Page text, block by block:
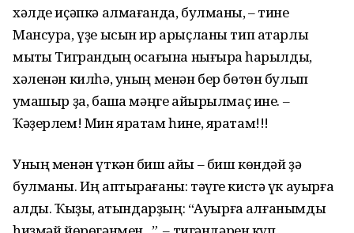
хәлде иҫәпкә алмағанда, булманы, – тине
Мансура, үҙе ысын ир арыҫланы тип атарлыҡ
мыҡты Тиграндың ҡосағына нығыраҡ һарылды,
хәленән килһә, уның менән бер бөтөн булып
уҡмашыр ҙа, башҡа мәңге айырылмаҫ ине. –
Ҡәҙерлем! Мин яратам һине, яратам!!!
Уның менән үткән биш айы – биш көндәй ҙә
булманы. Иң аптырағаны: тәүге кистә үк ауырға
ҡалды. Ҡыҙыҡ, ҡатындарҙың: “Ауырға ҡалғанымды